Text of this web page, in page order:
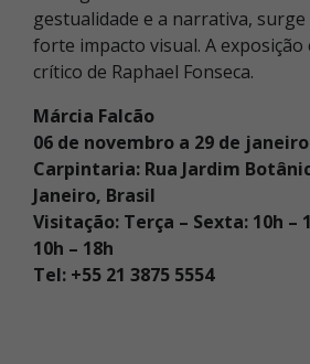
gestualidade e a narrativa,
forte impacto visual. A
crítico de Raphael Fonseca.
Márcia Falcão
06 de novembro a 29 de
Carpintaria: Rua Jardim
Janeiro, Brasil
Visitação: Terça – Sexta: 10h –
10h – 18h
Tel: +55 21 3875 5554